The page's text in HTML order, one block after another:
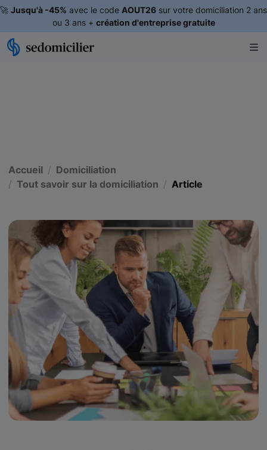
🚀 Jusqu'à -45% avec le code AOUT26 sur votre domiciliation 2 ans
ou 3 ans + création d'entreprise gratuite
Accueil
Domiciliation
Tout savoir sur la domiciliation
Article